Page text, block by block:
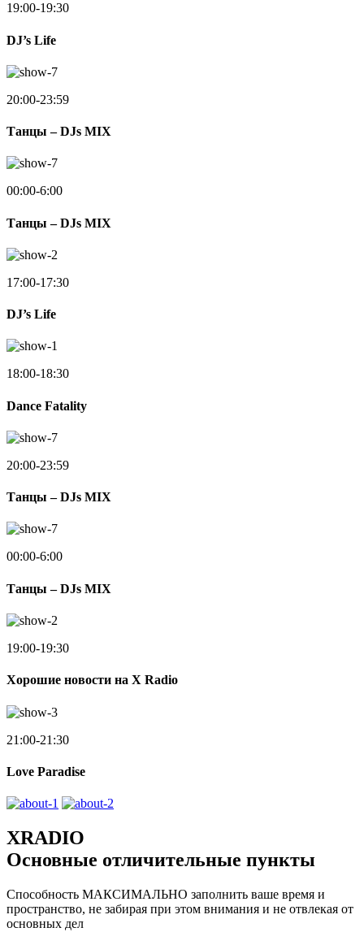
19:00-19:30
DJ’s Life
20:00-23:59
Танцы – DJs MIX
00:00-6:00
Танцы – DJs MIX
17:00-17:30
DJ’s Life
18:00-18:30
Dance Fatality
20:00-23:59
Танцы – DJs MIX
00:00-6:00
Танцы – DJs MIX
19:00-19:30
Хорошие новости на X Radio
21:00-21:30
Love Paradise
XRADIO
Основные отличительные пункты
Способность МАКСИМАЛЬНО заполнить ваше время и
пространство, не забирая при этом внимания и не отвлекая от
основных дел